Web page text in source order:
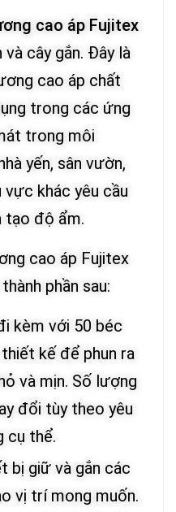
cao áp Fujitex
cây gắn. Đây là
cao áp chất
trong các ứng
trong môi
yến, sân vườn,
vực khác yêu cầu
tạo độ ẩm.
cao áp Fujitex
phần sau:
kèm với 50 béc
kế để phun ra
và mịn. Số lượng
đổi tùy theo yêu
cụ thể.
bị giữ và gắn các
vị trí mong muốn.